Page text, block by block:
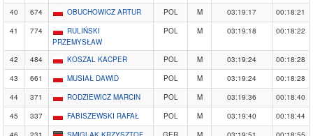
40
674 OBUCHOWICZ ARTUR POL M 03:19:17
00:18:21
41
774
RULIŃSKI
PRZEMYSŁAW
POL M 03:19:18 00:18:22
42 484 KOSZAL KACPER POL M 03:19:24
00:18:28
43
661 MUSIAŁ DAWID POL M 03:19:24
00:18:28
44
371 RODZIEWICZ MARCIN POL M 03:19:36
00:18:40
45
337 FABISZEWSKI RAFAŁ POL M 03:19:40
00:18:44